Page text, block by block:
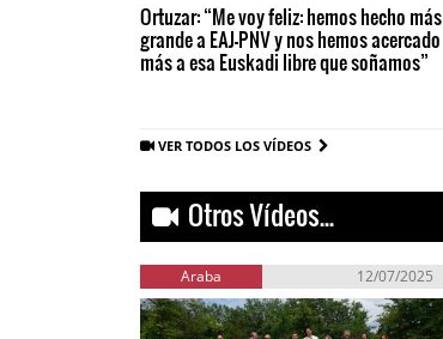
Ortuzar: “Me voy feliz: hemos hecho más
grande a EAJ-PNV y nos hemos acercado
más a esa Euskadi libre que soñamos”
VER TODOS LOS VÍDEOS
Otros Vídeos...
Araba 12/07/2025